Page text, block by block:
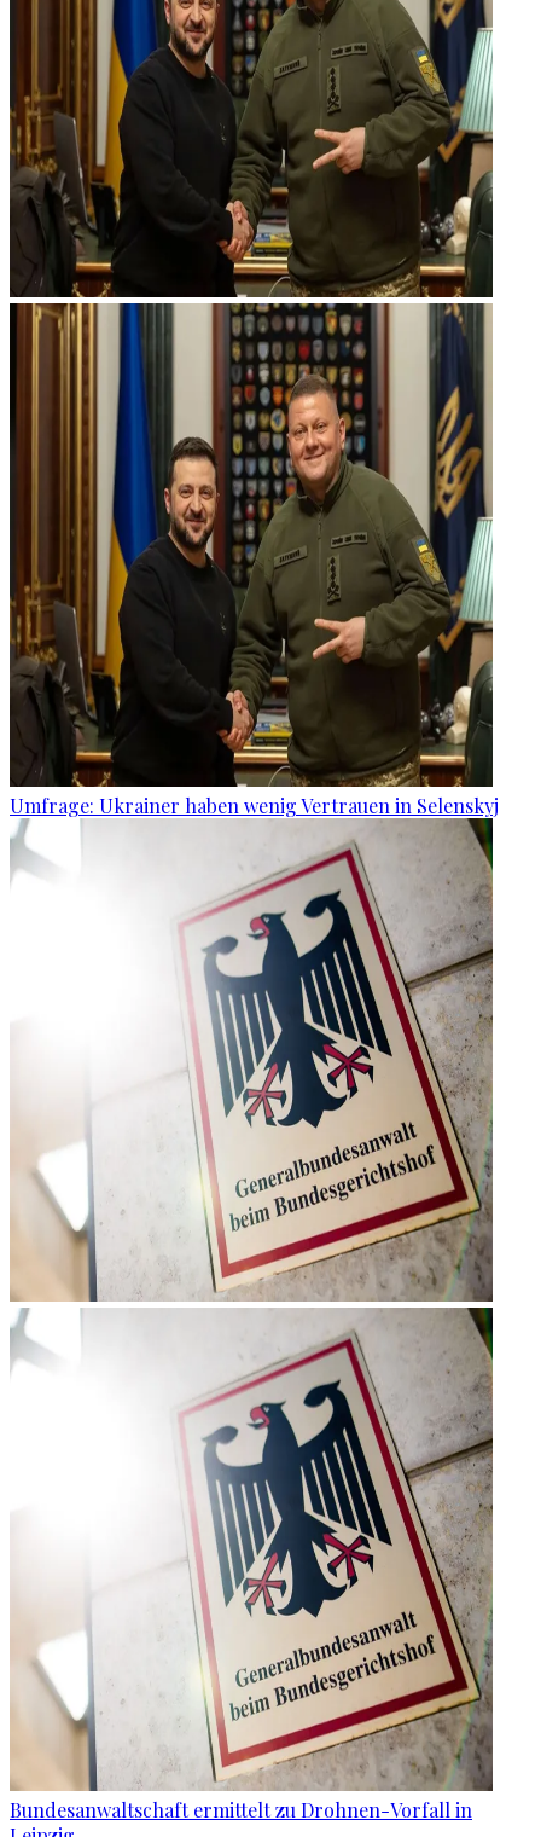
Umfrage: Ukrainer haben wenig Vertrauen in Selenskyj
Bundesanwaltschaft ermittelt zu Drohnen-Vorfall in